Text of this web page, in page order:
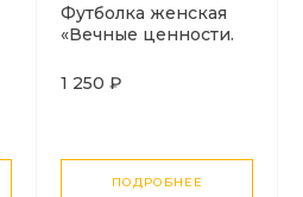
Футболка женская
«Вечные ценности.
1 250 ₽
ПОДРОБНЕЕ